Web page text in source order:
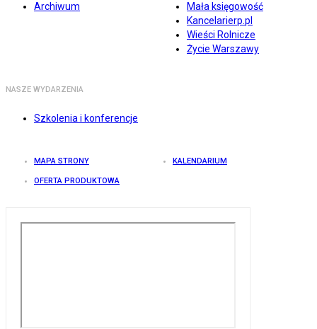
Archiwum
Mała księgowość
Kancelarierp.pl
Wieści Rolnicze
Życie Warszawy
NASZE WYDARZENIA
Szkolenia i konferencje
MAPA STRONY KALENDARIUM
OFERTA PRODUKTOWA